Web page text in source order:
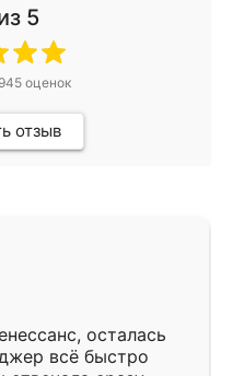
5
945оценок
отзыв
осталась
всё быстро